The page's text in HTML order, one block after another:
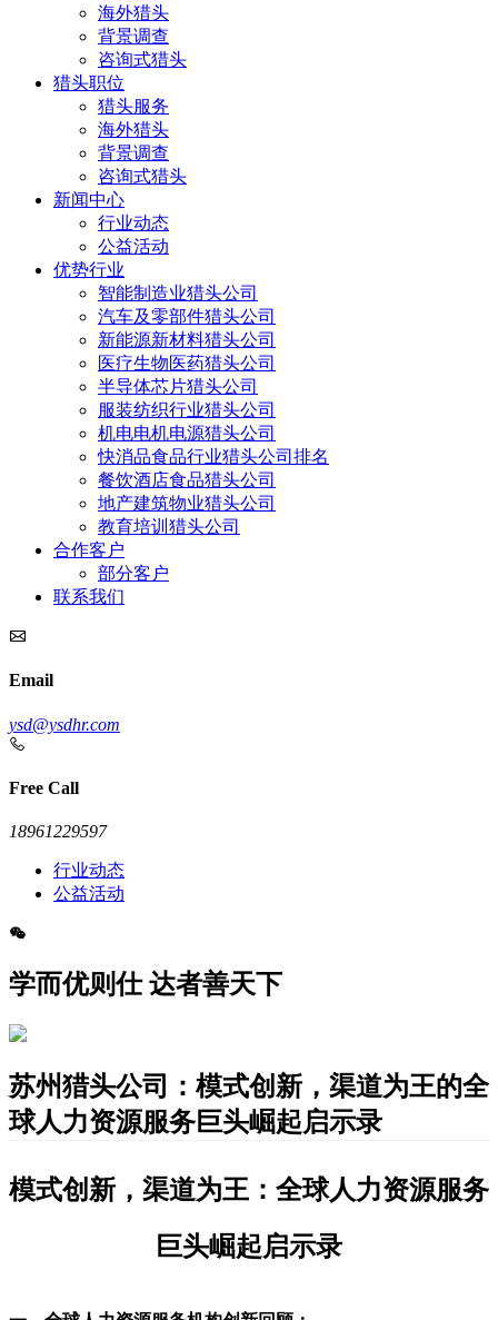
海外猎头
背景调查
咨询式猎头
猎头职位
猎头服务
海外猎头
背景调查
咨询式猎头
新闻中心
行业动态
公益活动
优势行业
智能制造业猎头公司
汽车及零部件猎头公司
新能源新材料猎头公司
医疗生物医药猎头公司
半导体芯片猎头公司
服装纺织行业猎头公司
机电电机电源猎头公司
快消品食品行业猎头公司排名
餐饮酒店食品猎头公司
地产建筑物业猎头公司
教育培训猎头公司
合作客户
部分客户
联系我们
Email
ysd@ysdhr.com
Free Call
18961229597
行业动态
公益活动
学而优则仕 达者善天下
​苏州猎头公司：模式创新，渠道为王的全
球人力资源服务巨头崛起启示录
模式创新，渠道为王：全球人力资源服务
巨头崛起启示录